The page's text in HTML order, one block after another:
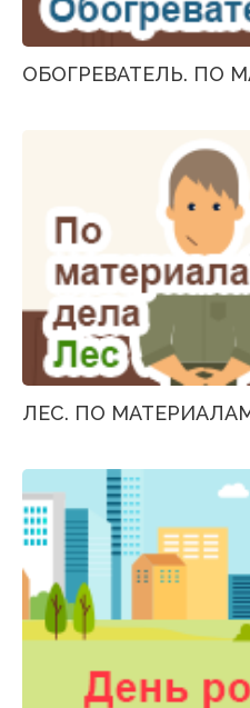
ОБОГРЕВАТЕЛЬ. ПО
ЛЕС. ПО